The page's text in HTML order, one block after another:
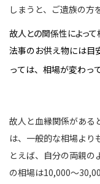
しまうと、ご遺族の方
故人との関係性によっ
法事のお供え物には目
っては、相場が変わっ
故人と血縁関係がある
は、一般的な相場より
とえば、自分の両親の
の相場は10,000～